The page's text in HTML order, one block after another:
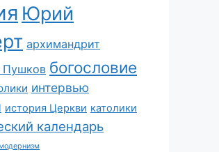
Юрий
архимандрит
Пушков богословие
интервью
история Церкви католики
календарь